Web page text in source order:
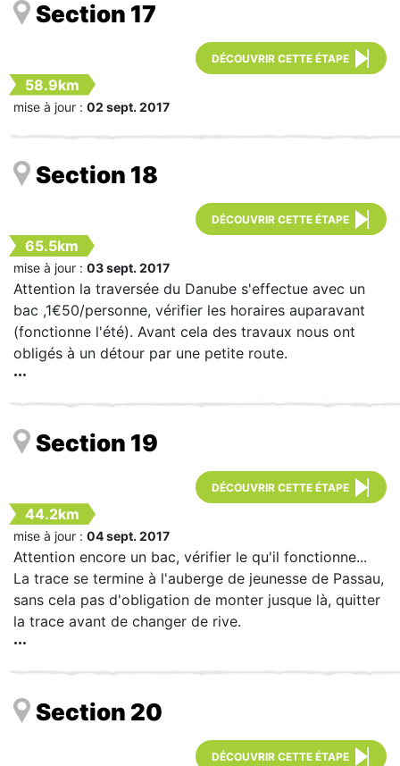
Section 17
DÉCOUVRIR CETTE ÉTAPE
58.9km
mise à jour : 02 sept. 2017
Section 18
DÉCOUVRIR CETTE ÉTAPE
65.5km
mise à jour : 03 sept. 2017
Attention la traversée du Danube s'effectue avec un
bac ,1€50/personne, vérifier les horaires auparavant
(fonctionne l'été). Avant cela des travaux nous ont
obligés à un détour par une petite route.
Section 19
DÉCOUVRIR CETTE ÉTAPE
44.2km
mise à jour : 04 sept. 2017
Attention encore un bac, vérifier le qu'il fonctionne...
La trace se termine à l'auberge de jeunesse de Passau,
sans cela pas d'obligation de monter jusque là, quitter
la trace avant de changer de rive.
Section 20
DÉCOUVRIR CETTE ÉTAPE